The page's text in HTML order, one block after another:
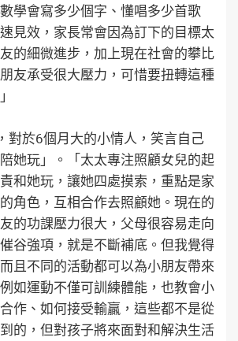
學會寫多少個字、懂唱多少首歌
見效，家長常會因為訂下的目標太
的細微進步，加上現在社會的攀比
友承受很大壓力，可惜要扭轉這種
對於6個月大的小情人，笑言自己
她玩」。「太太專注照顧女兒的起
和她玩，讓她四處摸索，重點是家
角色，互相合作去照顧她。現在的
的功課壓力很大，父母很容易走向
谷強項，就是不斷補底。但我覺得
且不同的活動都可以為小朋友帶來
如運動不僅可訓練體能，也教會小
作、如何接受輸贏，這些都不是從
的，但對孩子將來面對和解決生活